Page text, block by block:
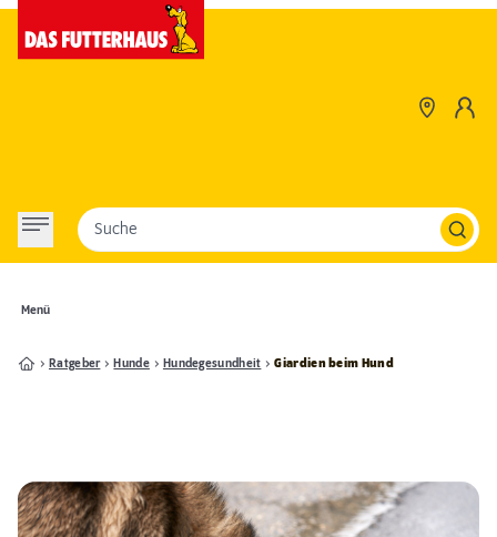
Menü
Suche
Ratgeber Hunde Hundegesundheit Giardien beim Hund